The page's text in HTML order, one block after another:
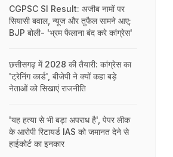
CGPSC SI Result: अजीब नामों पर
सियासी बवाल, न्यूज और तुफैल सामने आए;
BJP बोली- 'भ्रम फैलाना बंद करे कांग्रेस'
छत्तीसगढ़ में 2028 की तैयारी: कांग्रेस का
'ट्रेनिंग कार्ड', बीजेपी ने क्‍यों कहा बड़े
नेताओं को सिखाएं राजनीति
'यह हत्या से भी बड़ा अपराध है', पेपर लीक
के आरोपी रिटायर्ड IAS को जमानत देने से
हाईकोर्ट का इनकार